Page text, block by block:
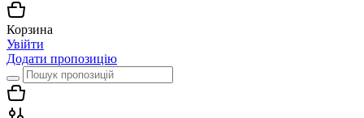
Корзина
Увійти
Додати пропозицію